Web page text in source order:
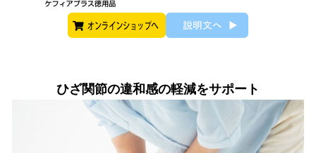
ひざ関節の違和感の軽減をサポート